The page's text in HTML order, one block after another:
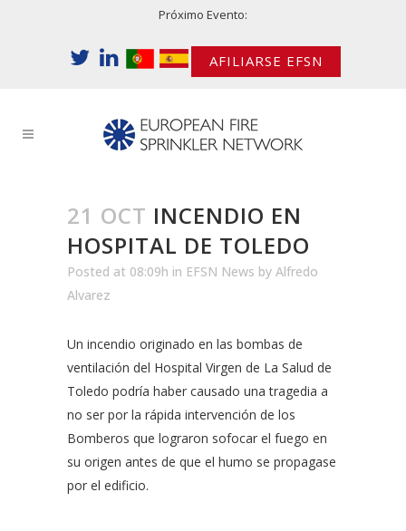
Próximo Evento:
AFILIARSE EFSN
21 OCT INCENDIO EN
HOSPITAL DE TOLEDO
Posted at 08:09h in EFSN News by Alfredo
Alvarez
Un incendio originado en las bombas de
ventilación del Hospital Virgen de La Salud de
Toledo podría haber causado una tragedia a
no ser por la rápida intervención de los
Bomberos que lograron sofocar el fuego en
su origen antes de que el humo se propagase
por el edificio.